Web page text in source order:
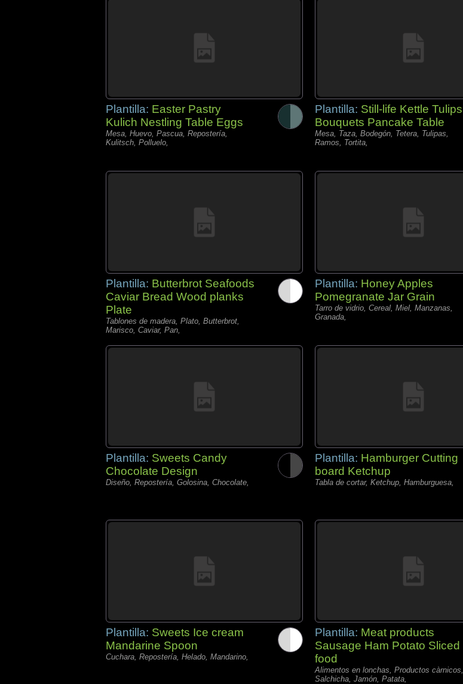
Plantilla: Easter Pastry
Kulich Nestling Table Eggs
Mesa, Huevo, Pascua, Repostería,
Kulitsch, Polluelo,
Plantilla: Still-life Kettle Tulips
Bouquets Pancake Table
Mesa, Taza, Bodegón, Tetera, Tulipas,
Ramos, Tortita,
Plantilla: Butterbrot Seafoods
Caviar Bread Wood planks
Plate
Tablones de madera, Plato, Butterbrot,
Marisco, Caviar, Pan,
Plantilla: Honey Apples
Pomegranate Jar Grain
Tarro de vidrio, Cereal, Miel, Manzanas,
Granada,
Plantilla: Sweets Candy
Chocolate Design
Diseño, Repostería, Golosina, Chocolate,
Plantilla: Hamburger Cutting
board Ketchup
Tabla de cortar, Ketchup, Hamburguesa,
Plantilla: Sweets Ice cream
Mandarine Spoon
Cuchara, Repostería, Helado, Mandarino,
Plantilla: Meat products
Sausage Ham Potato Sliced
food
Alimentos en lonchas, Productos càrnicos,
Salchicha, Jamón, Patata,